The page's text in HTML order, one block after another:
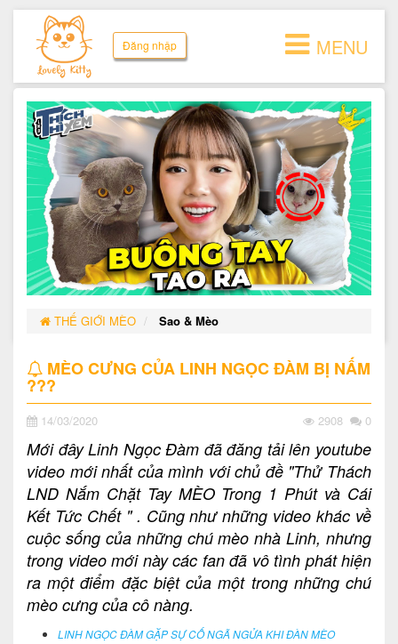
Đăng nhập
THẾ GIỚI MÈO Sao & Mèo
MÈO CƯNG CỦA LINH NGỌC ĐÀM BỊ NẤM
???
14/03/2020 2908 0
Mới đây Linh Ngọc Đàm đã đăng tải lên youtube
video mới nhất của mình với chủ đề "Thử Thách
LND Nắm Chặt Tay MÈO Trong 1 Phút và Cái
Kết Tức Chết " . Cũng như những video khác về
cuộc sống của những chú mèo nhà Linh, nhưng
trong video mới này các fan đã vô tình phát hiện
ra một điểm đặc biệt của một trong những chú
mèo cưng của cô nàng.
LINH NGỌC ĐÀM GẶP SỰ CỐ NGÃ NGỬA KHI ĐÀN MÈO
MENU